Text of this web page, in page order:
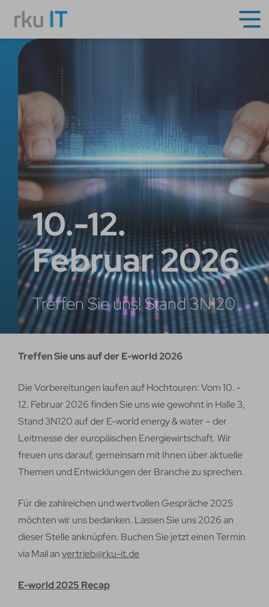
10.-12.
Februar 2026
Treffen Sie uns! Stand 3N120
Treffen Sie uns auf der E-world 2026
Die Vorbereitungen laufen auf Hochtouren: Vom 10. -
12. Februar 2026 finden Sie uns wie gewohnt in Halle 3,
Stand 3N120 auf der E-world energy & water – der
Leitmesse der europäischen Energiewirtschaft. Wir
freuen uns darauf, gemeinsam mit Ihnen über aktuelle
Themen und Entwicklungen der Branche zu sprechen.
Für die zahlreichen und wertvollen Gespräche 2025
möchten wir uns bedanken. Lassen Sie uns 2026 an
dieser Stelle anknüpfen. Buchen Sie jetzt einen Termin
via Mail anvertrieb@rku-it.de
E-world 2025 Recap